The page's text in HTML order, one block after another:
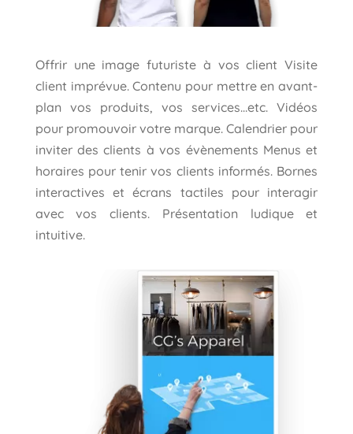
Offrir une image futuriste à vos client Visite
client imprévue. Contenu pour mettre en avant-
plan vos produits, vos services…etc. Vidéos
pour promouvoir votre marque. Calendrier pour
inviter des clients à vos évènements Menus et
horaires pour tenir vos clients informés. Bornes
interactives et écrans tactiles pour interagir
avec vos clients. Présentation ludique et
intuitive.